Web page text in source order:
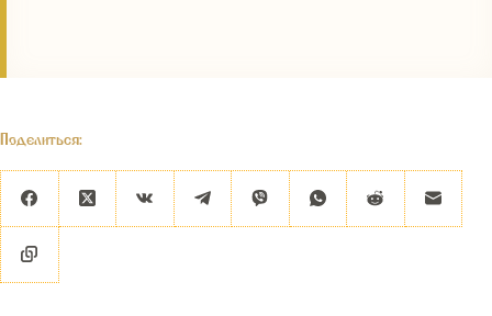
Поделиться: